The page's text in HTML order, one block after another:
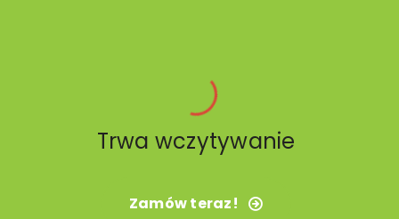
Trwa wczytywanie
Zamów teraz!